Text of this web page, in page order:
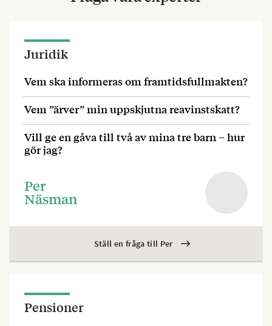
Juridik
Vem ska informeras om framtidsfullmakten?
Vem ”ärver” min uppskjutna reavinstskatt?
Vill ge en gåva till två av mina tre barn – hur
gör jag?
Per
Näsman
Ställ en fråga till Per
Pensioner